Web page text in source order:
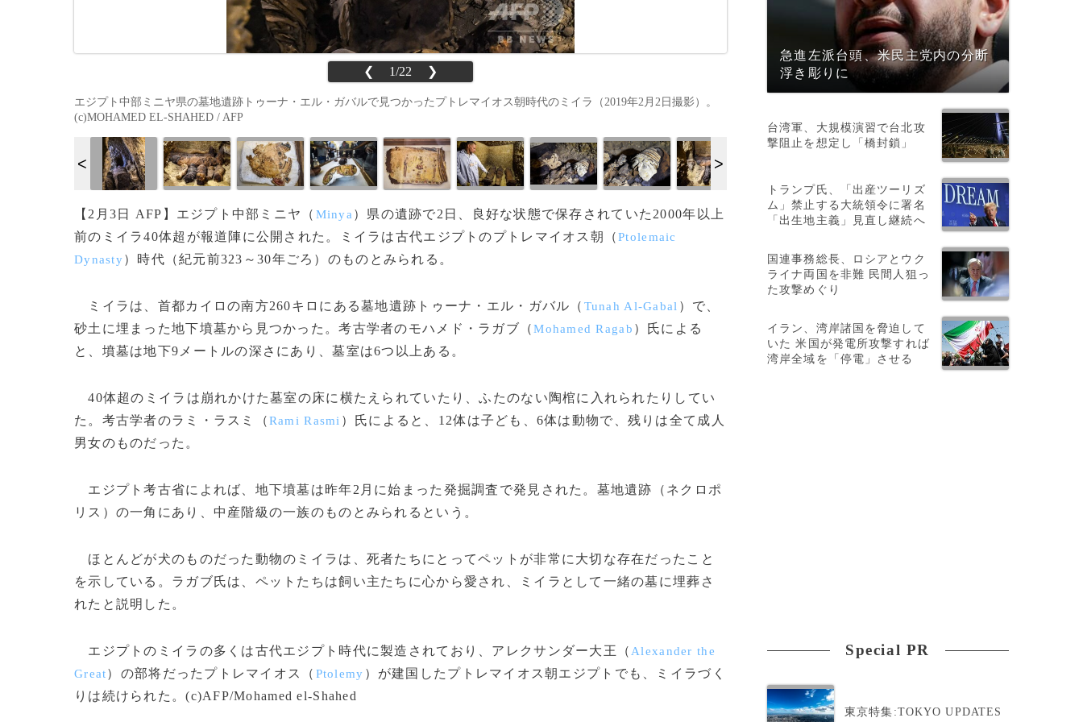
❮ 1/22 ❯
エジプト中部ミニヤ県の墓地遺跡トゥーナ・エル・ガバルで見つかったプトレマイオス朝時代のミイラ（2019年2月2日撮影）。
(c)MOHAMED EL-SHAHED / AFP
【2月3日 AFP】エジプト中部ミニヤ（ Minya ）県の遺跡で2日、良好な状態で保存されていた2000年以上
前のミイラ40体超が報道陣に公開された。ミイラは古代エジプトのプトレマイオス朝（Ptolemaic
Dynasty）時代（紀元前323～30年ごろ）のものとみられる。
ミイラは、首都カイロの南方260キロにある墓地遺跡トゥーナ・エル・ガバル（ Tunah Al-Gabal ）で、
砂土に埋まった地下墳墓から見つかった。考古学者のモハメド・ラガブ（Mohamed Ragab ）氏による
と、墳墓は地下9メートルの深さにあり、墓室は6つ以上ある。
40体超のミイラは崩れかけた墓室の床に横たえられていたり、ふたのない陶棺に入れられたりしてい
た。考古学者のラミ・ラスミ（Rami Rasmi ）氏によると、12体は子ども、6体は動物で、残りは全て成人
男女のものだった。
エジプト考古省によれば、地下墳墓は昨年2月に始まった発掘調査で発見された。墓地遺跡（ネクロポ
リス）の一角にあり、中産階級の一族のものとみられるという。
ほとんどが犬のものだった動物のミイラは、死者たちにとってペットが非常に大切な存在だったこと
を示している。ラガブ氏は、ペットたちは飼い主たちに心から愛され、ミイラとして一緒の墓に埋葬さ
れたと説明した。
エジプトのミイラの多くは古代エジプト時代に製造されており、アレクサンダー大王（ Alexander the
Great）の部将だったプトレマイオス（ Ptolemy ）が建国したプトレマイオス朝エジプトでも、ミイラづく
りは続けられた。(c)AFP/Mohamed el-Shahed
急進左派台頭、米民主党内の分断
浮き彫りに
台湾軍、大規模演習で台北攻
撃阻止を想定し「橋封鎖」
トランプ氏、「出産ツーリズ
ム」禁止する大統領令に署名
「出生地主義」見直し継続へ
国連事務総長、ロシアとウク
ライナ両国を非難 民間人狙っ
た攻撃めぐり
イラン、湾岸諸国を脅迫して
いた 米国が発電所攻撃すれば
湾岸全域を「停電」させる
Special PR
東京特集:TOKYO UPDATES